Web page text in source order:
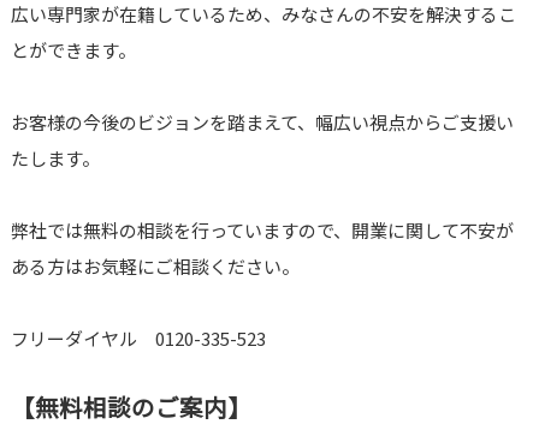
広い専門家が在籍しているため、みなさんの不安を解決するこ
とができます。
お客様の今後のビジョンを踏まえて、幅広い視点からご支援い
たします。
弊社では無料の相談を行っていますので、開業に関して不安が
ある方はお気軽にご相談ください。
フリーダイヤル 0120-335-523
【無料相談のご案内】